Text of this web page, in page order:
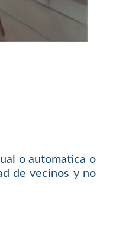
o automatica o
de vecinos y no